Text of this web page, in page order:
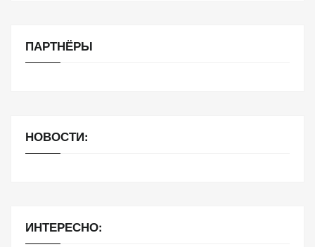
ПАРТНЁРЫ
НОВОСТИ:
ИНТЕРЕСНО: